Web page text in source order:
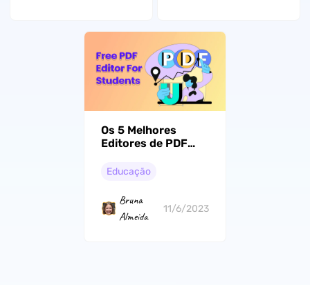
Os 5 Melhores
Editores de PDF
Estudantes (100%
Educação
Bruna
Almeida
11/6/2023